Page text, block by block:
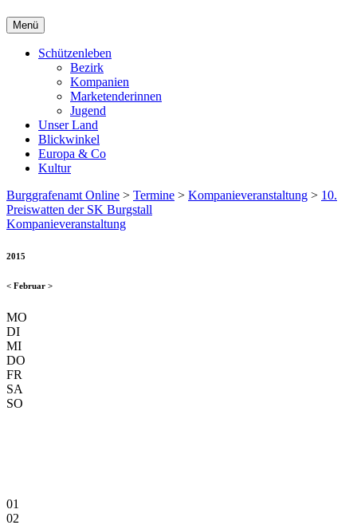
Menü
Schützenleben
Bezirk
Kompanien
Marketenderinnen
Jugend
Unser Land
Blickwinkel
Europa & Co
Kultur
Burggrafenamt Online > Termine > Kompanieveranstaltung > 10.
Preiswatten der SK Burgstall
Kompanieveranstaltung
2015
< Februar >
MO
DI
MI
DO
FR
SA
SO
01
02